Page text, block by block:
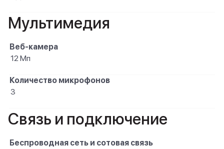
Мультимедия
Веб-камера
12 Мп
Количество микрофонов
3
Связь и подключение
Беспроводная сеть и сотовая связь